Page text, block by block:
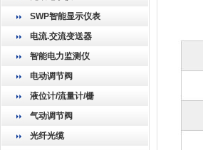
SWP智能显示仪表
电流.交流变送器
智能电力监测仪
电动调节阀
液位计/流量计/栅
气动调节阀
光纤光缆